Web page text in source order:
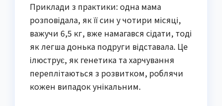
Приклади з практики: одна мама
розповідала, як її син у чотири місяці,
важучи 6,5 кг, вже намагався сідати, тоді
як легша донька подруги відставала. Це
ілюструє, як генетика та харчування
переплітаються з розвитком, роблячи
кожен випадок унікальним.